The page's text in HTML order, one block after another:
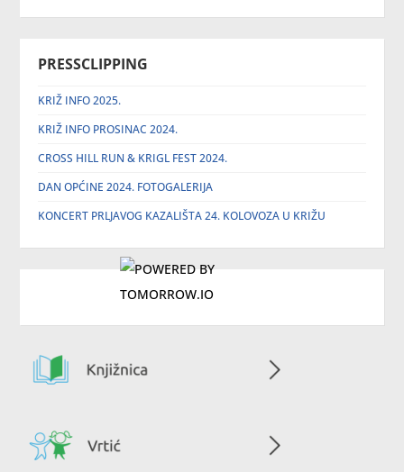
PRESSCLIPPING
KRIŽ INFO 2025.
KRIŽ INFO PROSINAC 2024.
CROSS HILL RUN & KRIGL FEST 2024.
DAN OPĆINE 2024. FOTOGALERIJA
KONCERT PRLJAVOG KAZALIŠTA 24. KOLOVOZA U KRIŽU